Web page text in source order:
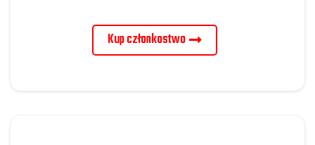
Kup członkostwo